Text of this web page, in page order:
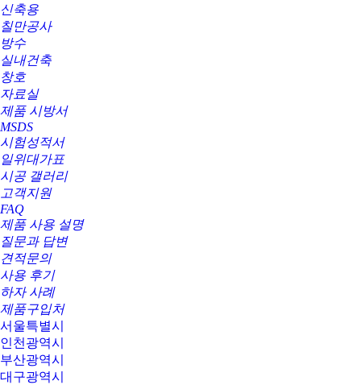
신축용
칠만공사
방수
실내건축
창호
자료실
제품 시방서
MSDS
시험성적서
일위대가표
시공 갤러리
고객지원
FAQ
제품 사용 설명
질문과 답변
견적문의
사용 후기
하자 사례
제품구입처
서울특별시
인천광역시
부산광역시
대구광역시